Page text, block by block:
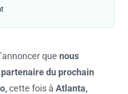
que nous
du prochain
cette fois à Atlanta,